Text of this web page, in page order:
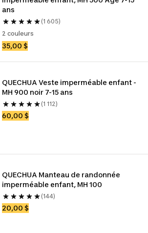
ans
(1 605)
2 couleurs
35,00 $
QUECHUA Veste imperméable enfant -
MH 900 noir 7-15 ans
(1 112)
60,00 $
QUECHUA Manteau de randonnée
imperméable enfant, MH 100
(144)
20,00 $